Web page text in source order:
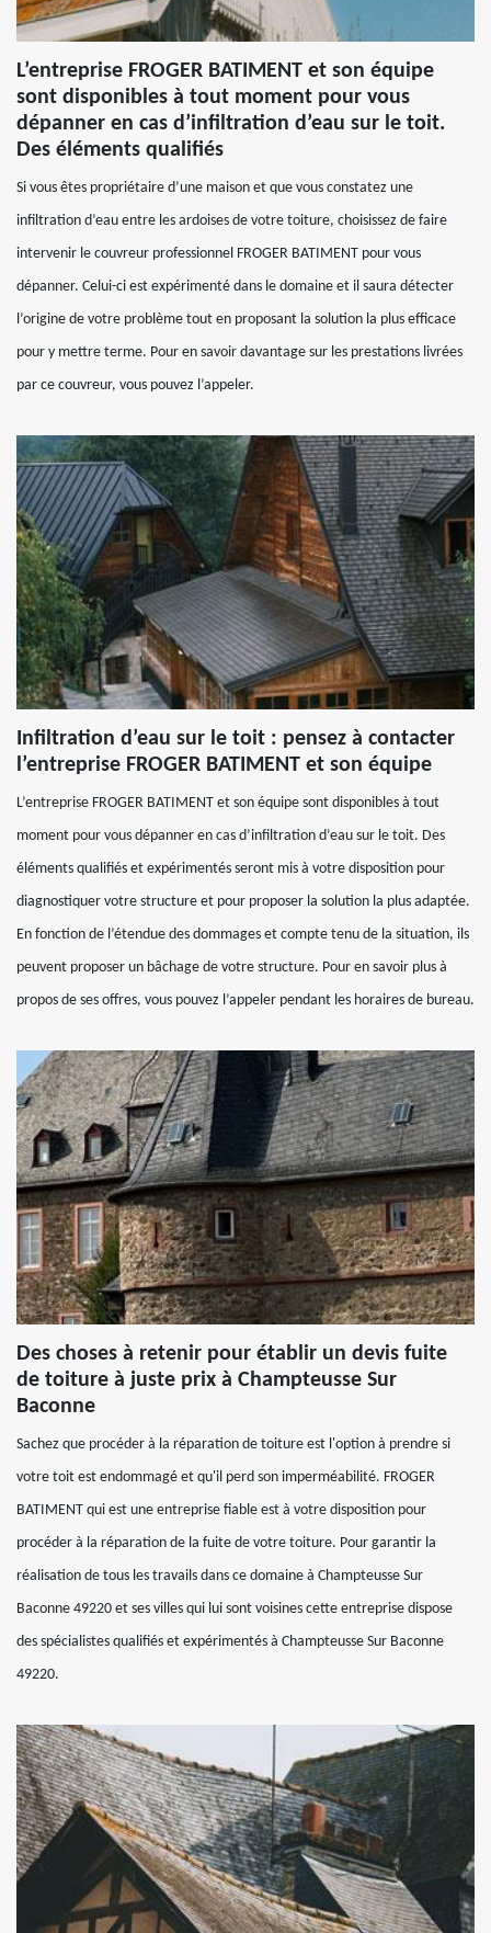
L’entreprise FROGER BATIMENT et son équipe
sont disponibles à tout moment pour vous
dépanner en cas d’infiltration d’eau sur le toit.
Des éléments qualifiés
Si vous êtes propriétaire d’une maison et que vous constatez une
infiltration d’eau entre les ardoises de votre toiture, choisissez de faire
intervenir le couvreur professionnel FROGER BATIMENT pour vous
dépanner. Celui-ci est expérimenté dans le domaine et il saura détecter
l’origine de votre problème tout en proposant la solution la plus efficace
pour y mettre terme. Pour en savoir davantage sur les prestations livrées
par ce couvreur, vous pouvez l’appeler.
Infiltration d’eau sur le toit : pensez à contacter
l’entreprise FROGER BATIMENT et son équipe
L’entreprise FROGER BATIMENT et son équipe sont disponibles à tout
moment pour vous dépanner en cas d’infiltration d’eau sur le toit. Des
éléments qualifiés et expérimentés seront mis à votre disposition pour
diagnostiquer votre structure et pour proposer la solution la plus adaptée.
En fonction de l’étendue des dommages et compte tenu de la situation, ils
peuvent proposer un bâchage de votre structure. Pour en savoir plus à
propos de ses offres, vous pouvez l’appeler pendant les horaires de bureau.
Des choses à retenir pour établir un devis fuite
de toiture à juste prix à Champteusse Sur
Baconne
Sachez que procéder à la réparation de toiture est l'option à prendre si
votre toit est endommagé et qu'il perd son imperméabilité. FROGER
BATIMENT qui est une entreprise fiable est à votre disposition pour
procéder à la réparation de la fuite de votre toiture. Pour garantir la
réalisation de tous les travails dans ce domaine à Champteusse Sur
Baconne 49220 et ses villes qui lui sont voisines cette entreprise dispose
des spécialistes qualifiés et expérimentés à Champteusse Sur Baconne
49220.